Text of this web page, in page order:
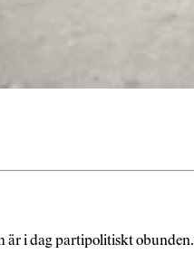
är i dag partipolitiskt obunden.